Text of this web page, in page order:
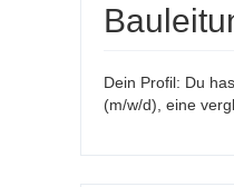
Dein Profil: Du
(m/w/d), eine